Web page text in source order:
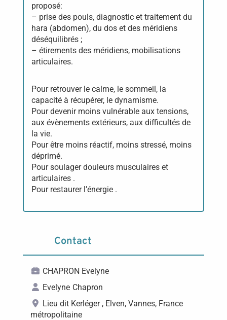
proposé:
– prise des pouls, diagnostic et traitement du
hara (abdomen), du dos et des méridiens
déséquilibrés ;
– étirements des méridiens, mobilisations
articulaires.
Pour retrouver le calme, le sommeil, la
capacité à récupérer, le dynamisme.
Pour devenir moins vulnérable aux tensions,
aux évènements extérieurs, aux difficultés de
la vie.
Pour être moins réactif, moins stressé, moins
déprimé.
Pour soulager douleurs musculaires et
articulaires .
Pour restaurer l’énergie .
Contact
CHAPRON Evelyne
Evelyne Chapron
Lieu dit Kerléger , Elven, Vannes, France
métropolitaine